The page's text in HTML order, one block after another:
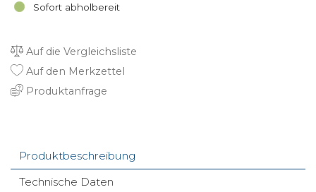
Sofort abholbereit
Auf die Vergleichsliste
Auf den Merkzettel
Produktanfrage
Produktbeschreibung
Technische Daten